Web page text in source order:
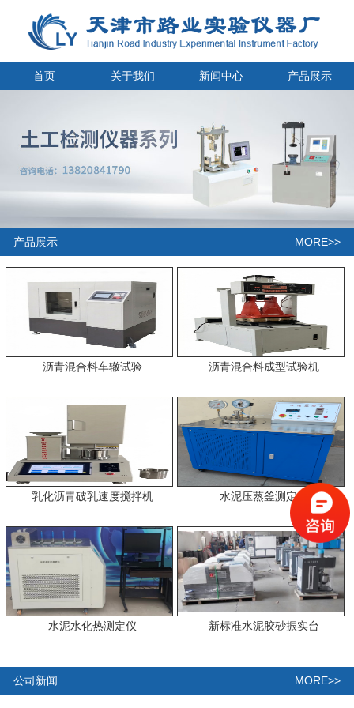
首页 关于我们 新闻中心 产品展示
产品展示 MORE>>
沥青混合料车辙试验 沥青混合料成型试验机
乳化沥青破乳速度搅拌机 水泥压蒸釜测定仪
水泥水化热测定仪 新标准水泥胶砂振实台
公司新闻 MORE>>